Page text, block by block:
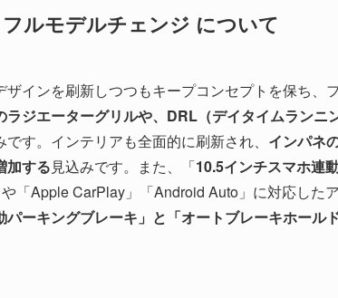
ルモデルチェンジ について
ザインを刷新しつつもキープコンセプトを保ち、
ラジエーターグリルや、DRL（デイタイムランニ
す。インテリアも全面的に刷新され、 インパネ
加する見込みです。また、「10.5インチスマホ連
や「Apple CarPlay」「Android Auto」に対応した
パーキングブレーキ」と「オートブレーキホールド